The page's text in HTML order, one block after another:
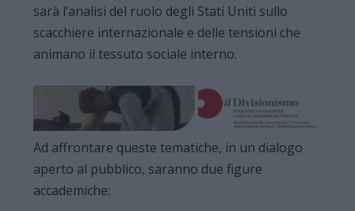
sarà l’analisi del ruolo degli Stati Uniti sullo
scacchiere internazionale e delle tensioni che
animano il tessuto sociale interno.
Ad affrontare queste tematiche, in un dialogo
aperto al pubblico, saranno due figure
accademiche: